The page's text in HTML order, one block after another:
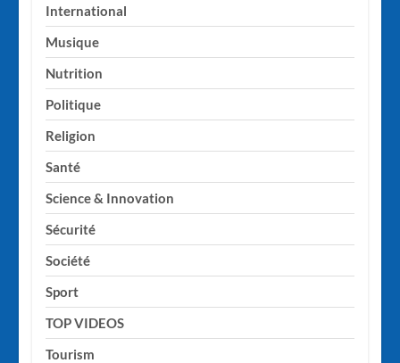
International
Musique
Nutrition
Politique
Religion
Santé
Science & Innovation
Sécurité
Société
Sport
TOP VIDEOS
Tourism